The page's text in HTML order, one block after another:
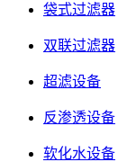
袋式过滤器
双联过滤器
超滤设备
反渗透设备
软化水设备